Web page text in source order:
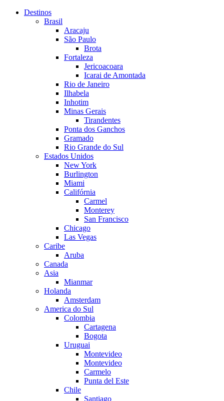
Destinos
Brasil
Aracaju
São Paulo
Brota
Fortaleza
Jericoacoara
Icarai de Amontada
Rio de Janeiro
Ilhabela
Inhotim
Minas Gerais
Tirandentes
Ponta dos Ganchos
Gramado
Rio Grande do Sul
Estados Unidos
New York
Burlington
Miami
Califórnia
Carmel
Monterey
San Francisco
Chicago
Las Vegas
Caribe
Aruba
Canada
Asia
Mianmar
Holanda
Amsterdam
America do Sul
Colombia
Cartagena
Bogota
Uruguai
Montevideo
Montevideo
Carmelo
Punta del Este
Chile
Santiago